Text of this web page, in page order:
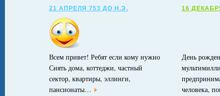
21 АПРЕЛЯ 753 ДО Н.Э.
Всем привет! Ребят если кому нужно
Снять дома, коттеджи, частный
сектор, квартиры, эллинги,
пансионаты…
16
День
человека,